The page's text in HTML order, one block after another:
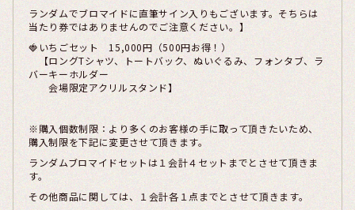
ランダムでブロマイドに直筆サイン入りもございます。そちらは
当たり券ではありませんのでご注意ください。】
🍓いちごセット 15,000円（500円お得！）
【ロングTシャツ、トートバック、ぬいぐるみ、フォンタブ、ラ
バーキーホルダー
会場限定アクリルスタンド】
※購入個数制限：より多くのお客様の手に取って頂きたいため、
購入制限を下記に変更させて頂きます。
ランダムブロマイドセットは１会計４セットまでとさせて頂きま
す。
その他商品に関しては、１会計各１点までとさせて頂きます。